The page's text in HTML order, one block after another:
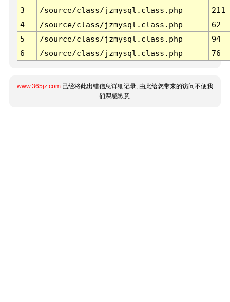
3 /source/class/jzmysql.class.php
211
4
/source/class/jzmysql.class.php
62
5
/source/class/jzmysql.class.php
94
6
/source/class/jzmysql.class.php 76
www.365jz.com 已经将此出错信息详细记录, 由此给您带来的访问不便我
们深感歉意.